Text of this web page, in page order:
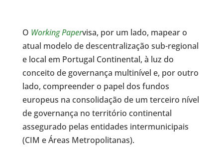
O Working Papervisa, por um lado, mapear o
atual modelo de descentralização sub-regional
e local em Portugal Continental, à luz do
conceito de governança multinível e, por outro
lado, compreender o papel dos fundos
europeus na consolidação de um terceiro nível
de governança no território continental
assegurado pelas entidades intermunicipais
(CIM e Áreas Metropolitanas).